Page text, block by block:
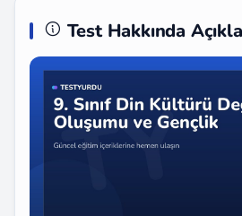
Test Hakkında